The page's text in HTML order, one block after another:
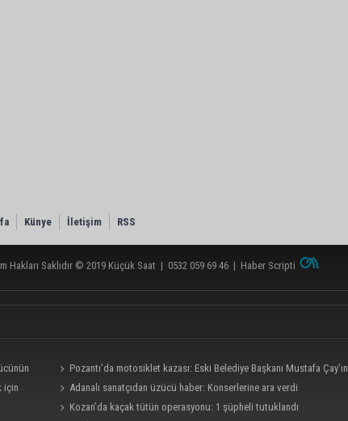
Künye İletişim RSS
Hakları Saklıdır © 2019 Küçük Saat | 0532 059 69 46 | Haber Scripti
Pozantı’da motosiklet kazası: Eski Belediye Başkanı Mustafa Çay’ın
yeğeni hayatını kaybetti
için
Adanalı sanatçıdan üzücü haber: Konserlerine ara verdi
Kozan’da kaçak tütün operasyonu: 1 şüpheli tutuklandı